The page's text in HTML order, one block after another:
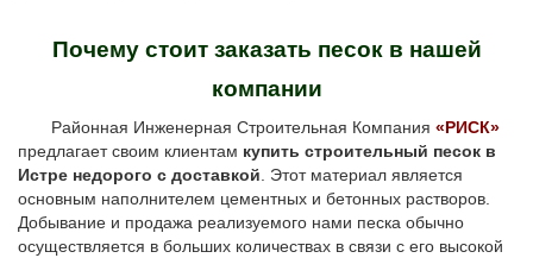
Почему стоит заказать песок в нашей
компании
Районная Инженерная Строительная Компания «РИСК»
предлагает своим клиентам купить строительный песок в
Истре недорого с доставкой . Этот материал является
основным наполнителем цементных и бетонных растворов.
Добывание и продажа реализуемого нами песка обычно
осуществляется в больших количествах в связи с его высокой